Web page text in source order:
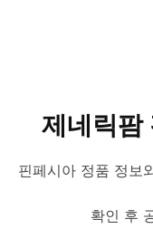
제네릭팜
핀페시아 정품 정보
확인 후